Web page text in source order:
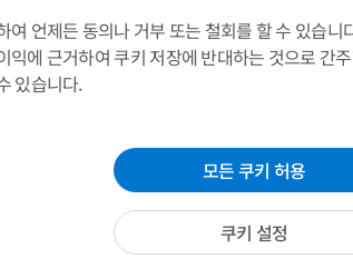
목]
말 - 근육학
삽화
말 - 발굽
프리미엄
여 언제든 동의나 거부 또는 철회를 할 수 있습
익에 근거하여 쿠키 저장에 반대하는 것으로 간
있습니다.
모든 쿠키 허용
쿠키 설정